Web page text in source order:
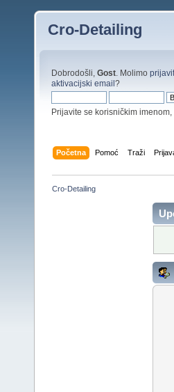
Cro-Detailing
Dobrodošli, Gost . Molimo
aktivacijski email?
Prijavite se korisničkim
Početna Pomoć Traži
Cro-Detailing